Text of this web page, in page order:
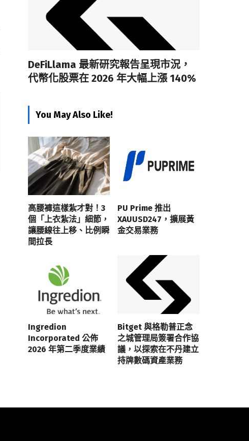
DeFiLlama 最新研究報告呈現市況，
代幣化股票在 2026 年大幅上漲 140%
You May Also Like!
高腰褲這樣紮才對！3
個「上衣紮法」細節，
讓腰線往上移、比例瞬
間拉長
PU Prime 推出
XAUUSD247，擴展黃
金交易業務
Ingredion
Incorporated 公佈
2026 年第二季度業績
Bitget 與格勒普正念
之城管理局簽署合作協
議，以探索在不丹建立
持牌數碼資產業務